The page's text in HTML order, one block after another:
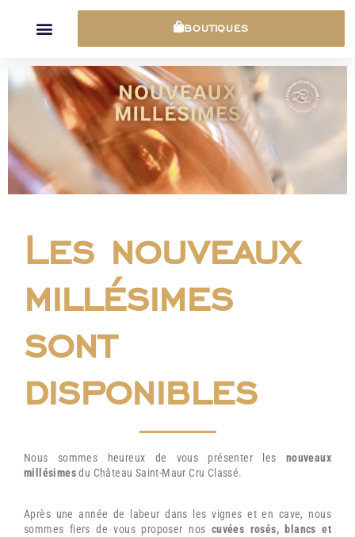
BOUTIQUES
Les nouveaux
millésimes
sont
disponibles
Nous sommes heureux de vous présenter les nouveaux
millésimesdu Château Saint-Maur Cru Classé.
Après une année de labeur dans les vignes et en cave, nous
sommes fiers de vous proposer nos cuvées rosés, blancs et
Panneau de gestion des cookies